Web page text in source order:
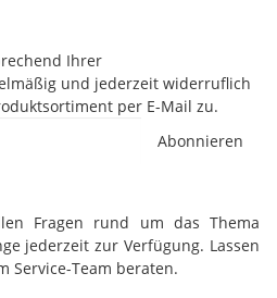
Ihrer
und jederzeit widerruflich
per E-Mail zu.
Abonnieren
Fragen rund um das Thema
jederzeit zur Verfügung. Lassen
Service-Team beraten.